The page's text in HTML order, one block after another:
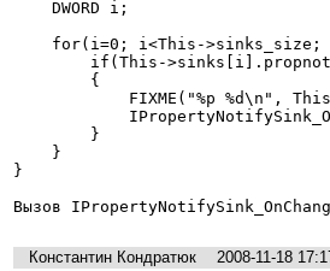
}
Вызов
Константин Кондратюк
2008-11-18